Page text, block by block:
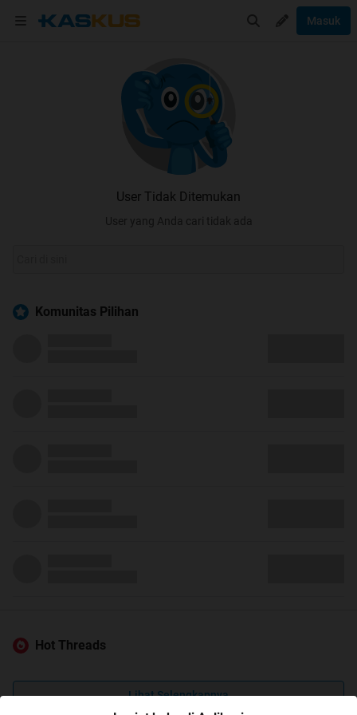
Masuk
User Tidak Ditemukan
User yang Anda cari tidak ada
Komunitas Pilihan
Hot Threads
Lihat Selengkapnya